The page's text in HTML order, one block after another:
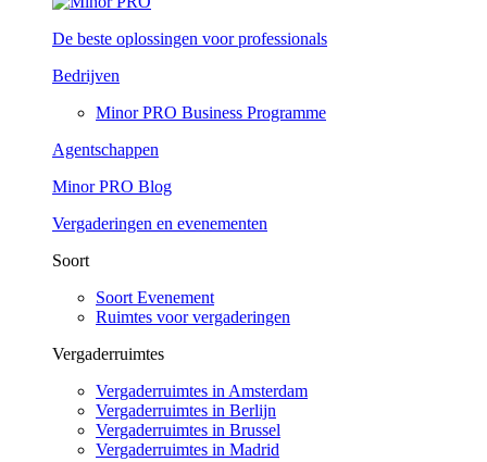
De beste oplossingen voor professionals
Bedrijven
Minor PRO Business Programme
Agentschappen
Minor PRO Blog
Vergaderingen en evenementen
Soort
Soort Evenement
Ruimtes voor vergaderingen
Vergaderruimtes
Vergaderruimtes in Amsterdam
Vergaderruimtes in Berlijn
Vergaderruimtes in Brussel
Vergaderruimtes in Madrid